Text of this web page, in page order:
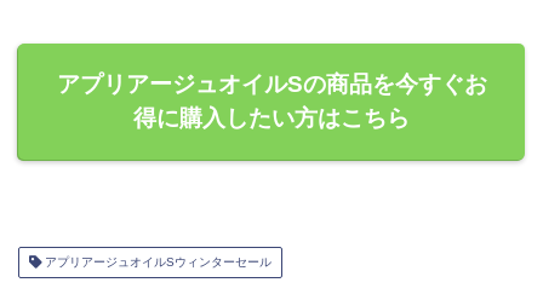
アプリアージュオイルSの商品を今すぐお
得に購入したい方はこちら
アプリアージュオイルSウィンターセール